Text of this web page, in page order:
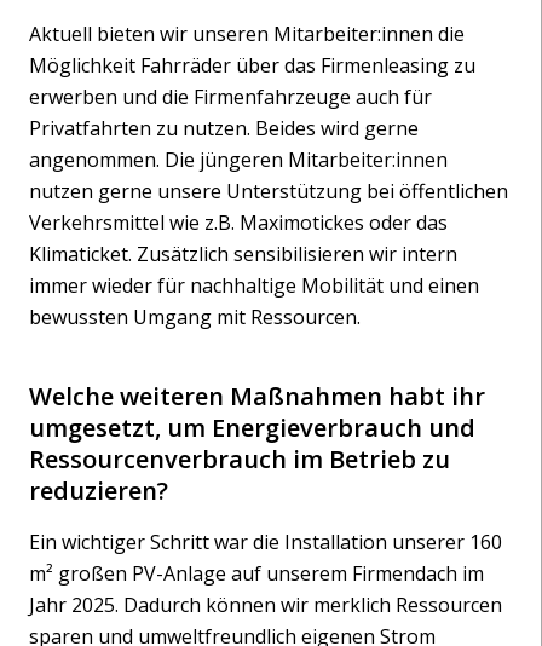
Aktuell bieten wir unseren Mitarbeiter:innen die
Möglichkeit Fahrräder über das Firmenleasing zu
erwerben und die Firmenfahrzeuge auch für
Privatfahrten zu nutzen. Beides wird gerne
angenommen. Die jüngeren Mitarbeiter:innen
nutzen gerne unsere Unterstützung bei öffentlichen
Verkehrsmittel wie z.B. Maximotickes oder das
Klimaticket. Zusätzlich sensibilisieren wir intern
immer wieder für nachhaltige Mobilität und einen
bewussten Umgang mit Ressourcen.
Welche weiteren Maßnahmen habt ihr
umgesetzt, um Energieverbrauch und
Ressourcenverbrauch im Betrieb zu
reduzieren?
Ein wichtiger Schritt war die Installation unserer 160
m² großen PV-Anlage auf unserem Firmendach im
Jahr 2025. Dadurch können wir merklich Ressourcen
sparen und umweltfreundlich eigenen Strom